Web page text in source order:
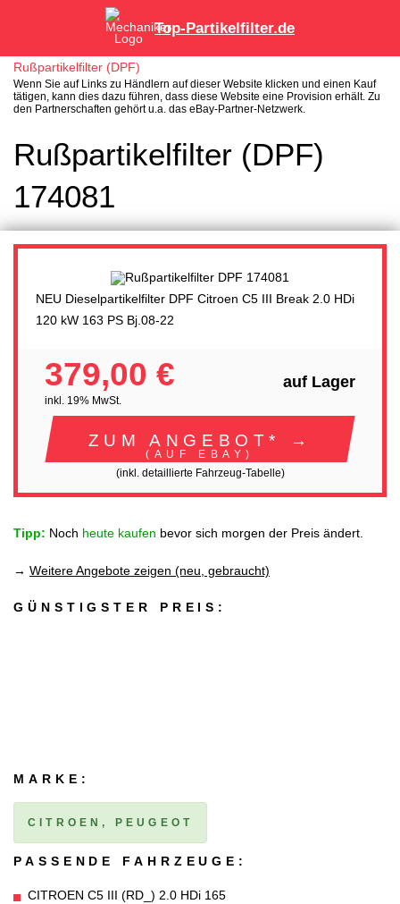
Top-Partikelfilter.de
Rußpartikelfilter (DPF)
Wenn Sie auf Links zu Händlern auf dieser Website klicken und einen Kauf
tätigen, kann dies dazu führen, dass diese Website eine Provision erhält. Zu
den Partnerschaften gehört u.a. das eBay-Partner-Netzwerk.
Rußpartikelfilter (DPF)
174081
NEU Dieselpartikelfilter DPF Citroen C5 III Break 2.0 HDi
120 kW 163 PS Bj.08-22
379,00 €
inkl. 19% MwSt.
auf Lager
ZUM ANGEBOT* →
(AUF EBAY)
(inkl. detaillierte Fahrzeug-Tabelle)
Tipp: Noch heute kaufen bevor sich morgen der Preis ändert.
→ Weitere Angebote zeigen (neu, gebraucht)
GÜNSTIGSTER PREIS:
MARKE:
CITROEN, PEUGEOT
PASSENDE FAHRZEUGE:
CITROEN C5 III (RD_) 2.0 HDi 165